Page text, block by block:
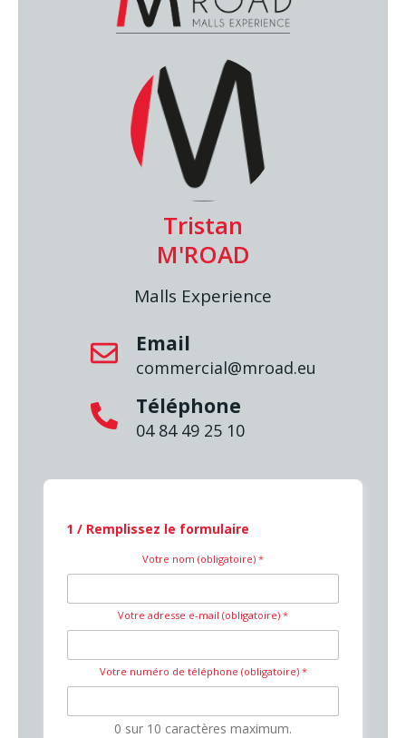
Tristan
M'ROAD
Malls Experience
Email
commercial@mroad.eu
Téléphone
04 84 49 25 10
1 / Remplissez le formulaire
Votre nom (obligatoire) *
Votre adresse e-mail (obligatoire) *
Votre numéro de téléphone (obligatoire) *
0 sur 10 caractères maximum.